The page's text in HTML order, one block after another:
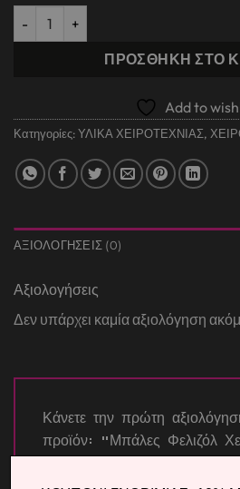
Μπάλες Φελιζόλ Χειροτεχνίας The
ΠΡΟΣΘΉΚΗ ΣΤΟ
Add to
Κατηγορίες:ΥΛΙΚΑ ΧΕΙΡΟΤΕΧΝΙΑΣ,
ΑΞΙΟΛΟΓΉΣΕΙΣ (0)
Αξιολογήσεις
Δεν υπάρχει καμία αξιολόγηση
Κάνετε την πρώτη
προϊόν: “Μπάλες Φελιζόλ
Littlies 60mm 4Τμχ.”